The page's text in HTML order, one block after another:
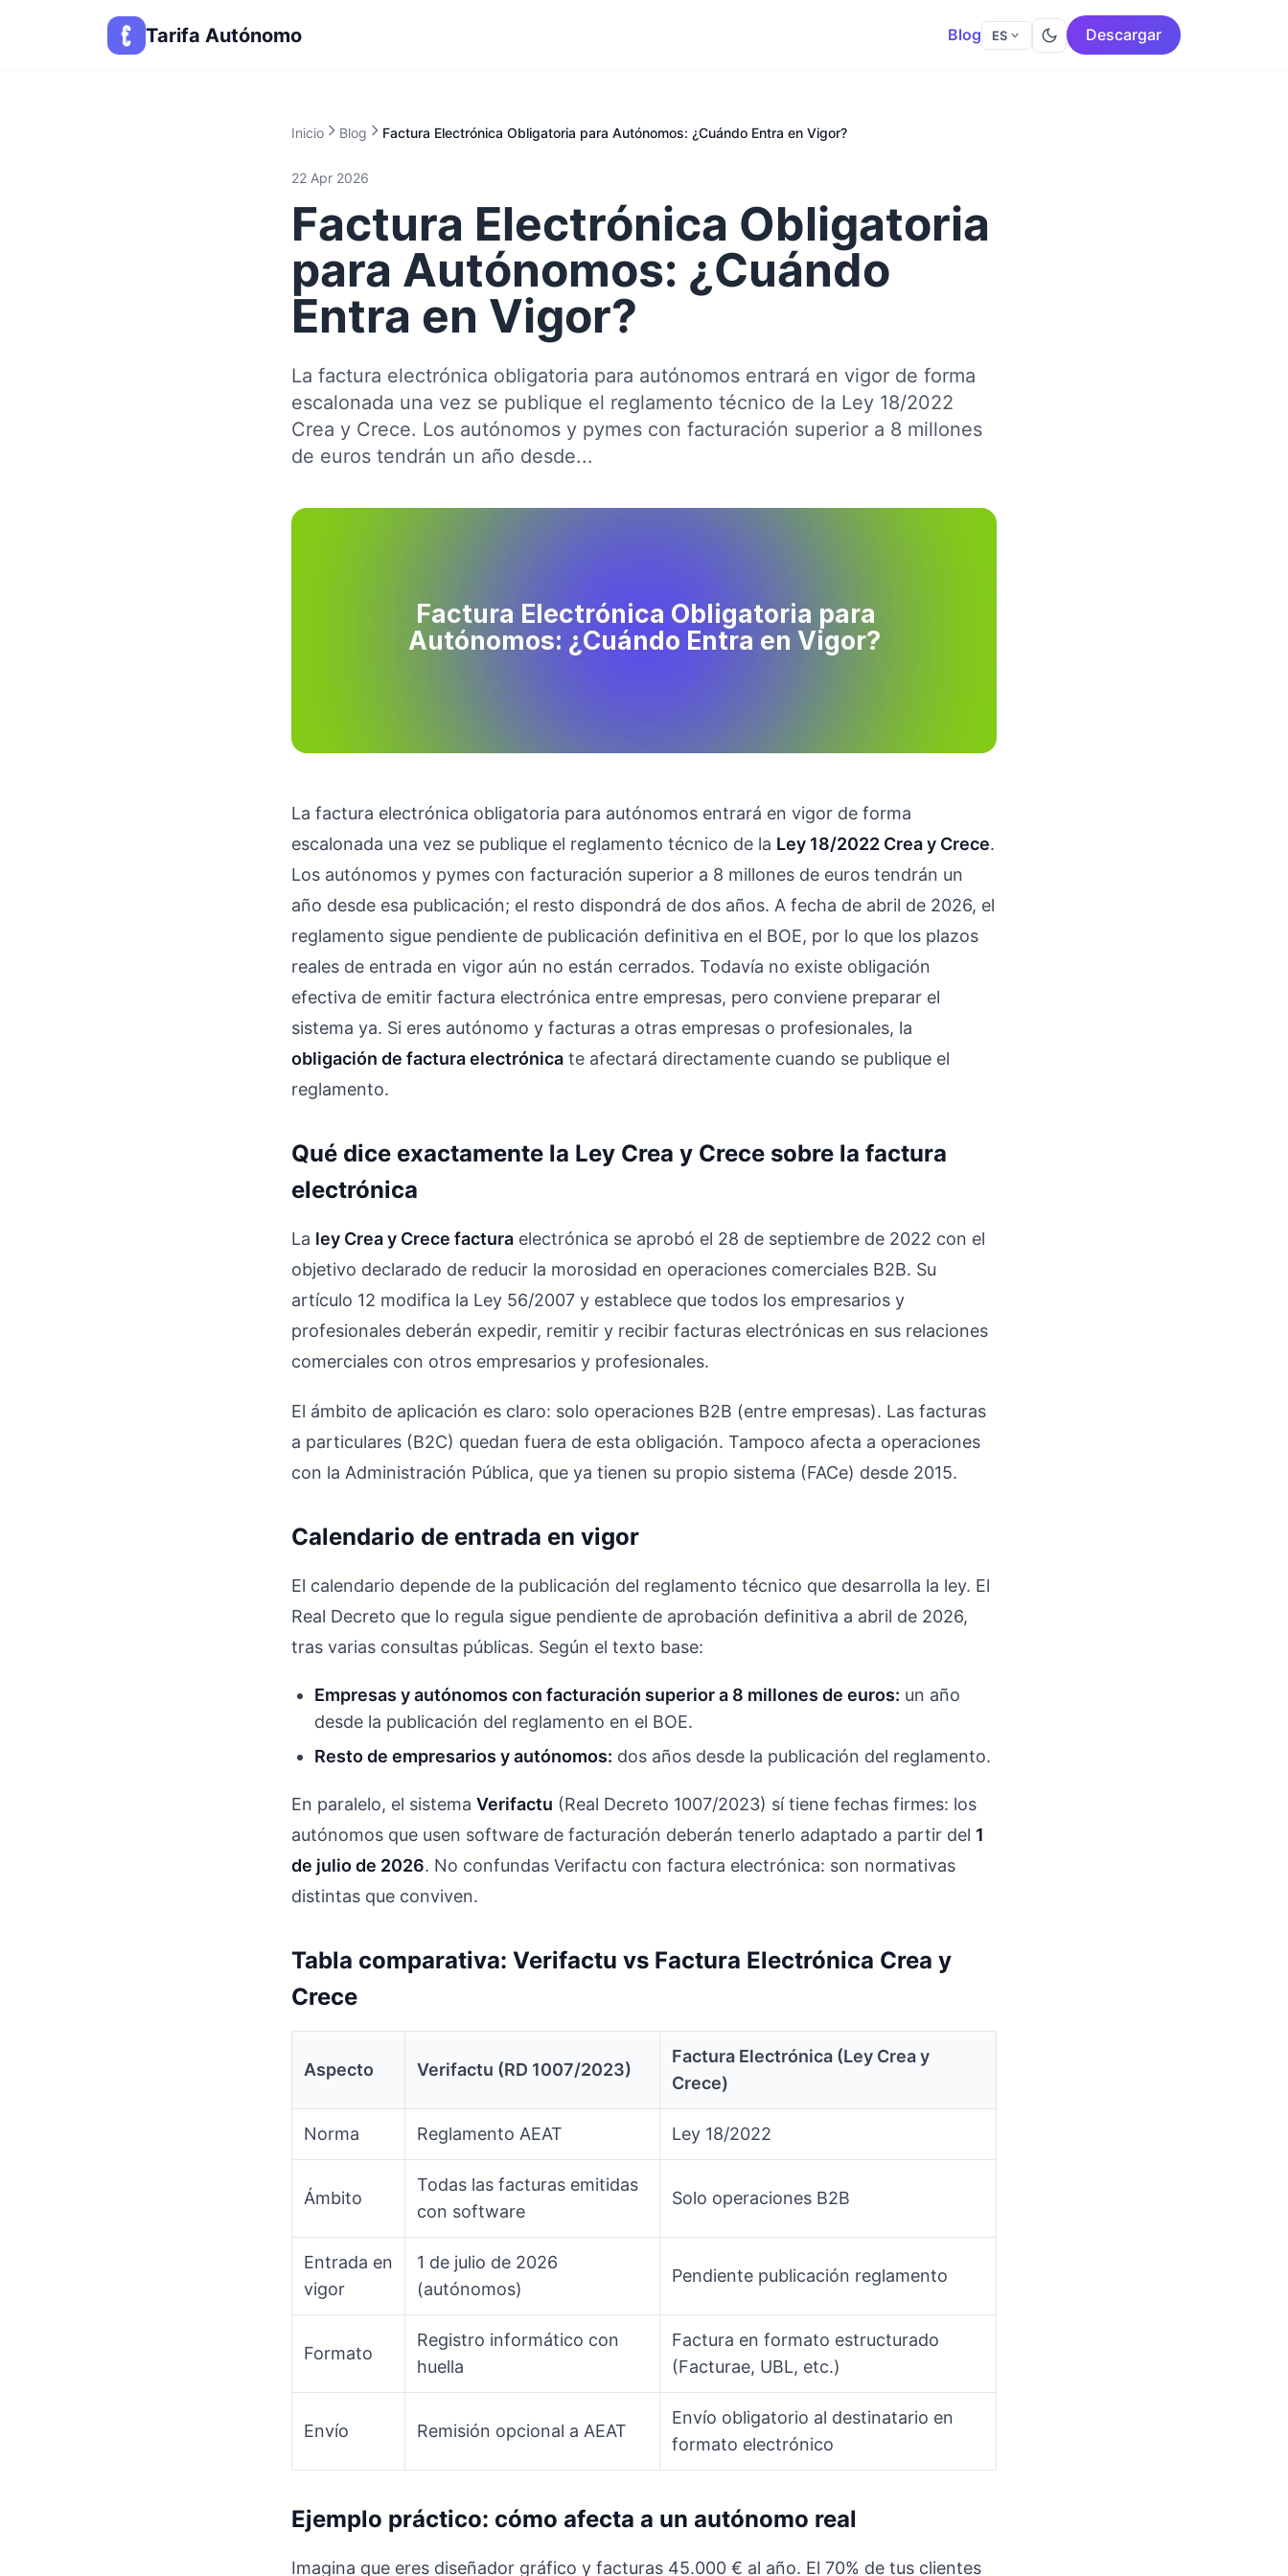
Tarifa Autónomo Blog ES Descargar
Inicio Blog Factura Electrónica Obligatoria para Autónomos: ¿Cuándo Entra en Vigor?
22 Apr 2026
Factura Electrónica Obligatoria
para Autónomos: ¿Cuándo
Entra en Vigor?
La factura electrónica obligatoria para autónomos entrará en vigor de forma
escalonada una vez se publique el reglamento técnico de la Ley 18/2022
Crea y Crece. Los autónomos y pymes con facturación superior a 8 millones
de euros tendrán un año desde...
La factura electrónica obligatoria para autónomos entrará en vigor de forma
escalonada una vez se publique el reglamento técnico de la Ley 18/2022 Crea y Crece.
Los autónomos y pymes con facturación superior a 8 millones de euros tendrán un
año desde esa publicación; el resto dispondrá de dos años. A fecha de abril de 2026, el
reglamento sigue pendiente de publicación definitiva en el BOE, por lo que los plazos
reales de entrada en vigor aún no están cerrados. Todavía no existe obligación
efectiva de emitir factura electrónica entre empresas, pero conviene preparar el
sistema ya. Si eres autónomo y facturas a otras empresas o profesionales, la
obligación de factura electrónica te afectará directamente cuando se publique el
reglamento.
Qué dice exactamente la Ley Crea y Crece sobre la factura
electrónica
La ley Crea y Crece factura electrónica se aprobó el 28 de septiembre de 2022 con el
objetivo declarado de reducir la morosidad en operaciones comerciales B2B. Su
artículo 12 modifica la Ley 56/2007 y establece que todos los empresarios y
profesionales deberán expedir, remitir y recibir facturas electrónicas en sus relaciones
comerciales con otros empresarios y profesionales.
El ámbito de aplicación es claro: solo operaciones B2B (entre empresas). Las facturas
a particulares (B2C) quedan fuera de esta obligación. Tampoco afecta a operaciones
con la Administración Pública, que ya tienen su propio sistema (FACe) desde 2015.
Calendario de entrada en vigor
El calendario depende de la publicación del reglamento técnico que desarrolla la ley. El
Real Decreto que lo regula sigue pendiente de aprobación definitiva a abril de 2026,
tras varias consultas públicas. Según el texto base:
Empresas y autónomos con facturación superior a 8 millones de euros: un año
desde la publicación del reglamento en el BOE.
Resto de empresarios y autónomos: dos años desde la publicación del reglamento.
En paralelo, el sistema Verifactu (Real Decreto 1007/2023) sí tiene fechas firmes: los
autónomos que usen software de facturación deberán tenerlo adaptado a partir del 1
de julio de 2026. No confundas Verifactu con factura electrónica: son normativas
distintas que conviven.
Tabla comparativa: Verifactu vs Factura Electrónica Crea y
Crece
Aspecto Verifactu (RD 1007/2023)
Factura Electrónica (Ley Crea y
Crece)
Norma Reglamento AEAT Ley 18/2022
Ámbito
Todas las facturas emitidas
con software
Solo operaciones B2B
Entrada en
vigor
1 de julio de 2026
(autónomos)
Pendiente publicación reglamento
Formato
Registro informático con
huella
Factura en formato estructurado
(Facturae, UBL, etc.)
Envío Remisión opcional a AEAT
Envío obligatorio al destinatario en
formato electrónico
Ejemplo práctico: cómo afecta a un autónomo real
Imagina que eres diseñador gráfico y facturas 45.000 € al año. El 70% de tus clientes